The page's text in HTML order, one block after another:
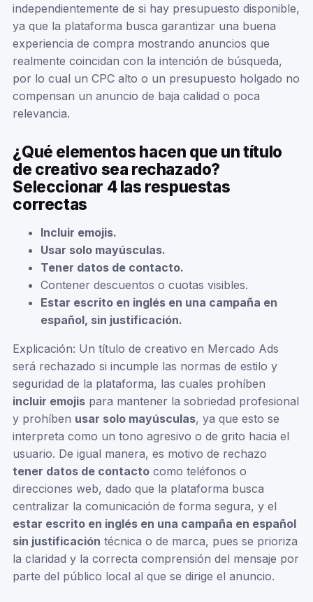
independientemente de si hay presupuesto disponible,
ya que la plataforma busca garantizar una buena
experiencia de compra mostrando anuncios que
realmente coincidan con la intención de búsqueda,
por lo cual un CPC alto o un presupuesto holgado no
compensan un anuncio de baja calidad o poca
relevancia.
¿Qué elementos hacen que un título
de creativo sea rechazado?
Seleccionar 4 las respuestas
correctas
Incluir emojis.
Usar solo mayúsculas.
Tener datos de contacto.
Contener descuentos o cuotas visibles.
Estar escrito en inglés en una campaña en
español, sin justificación.
Explicación: Un título de creativo en Mercado Ads
será rechazado si incumple las normas de estilo y
seguridad de la plataforma, las cuales prohíben
incluir emojis para mantener la sobriedad profesional
y prohíben usar solo mayúsculas, ya que esto se
interpreta como un tono agresivo o de grito hacia el
usuario. De igual manera, es motivo de rechazo
tener datos de contacto como teléfonos o
direcciones web, dado que la plataforma busca
centralizar la comunicación de forma segura, y el
estar escrito en inglés en una campaña en español
sin justificación técnica o de marca, pues se prioriza
la claridad y la correcta comprensión del mensaje por
parte del público local al que se dirige el anuncio.